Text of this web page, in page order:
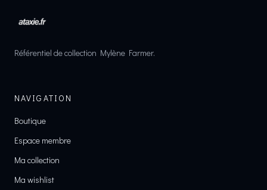
Référentiel de collection Mylène Farmer.
NAVIGATION
Boutique
Espace membre
Ma collection
Ma wishlist